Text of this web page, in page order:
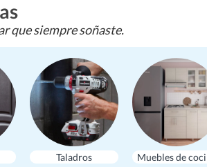
que siempre soñaste.
Taladros Muebles de